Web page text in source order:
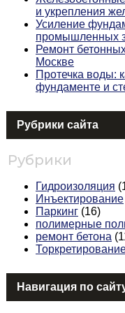
и укрепления
Усиление
промышленных
Ремонт
Москве
Протечка воды:
фундаменте и
Рубрики сайта
Рубрики
Гидроизоляция
Инъектирование
Паркинг (16)
полимерные
ремонт бетона
Навигация по